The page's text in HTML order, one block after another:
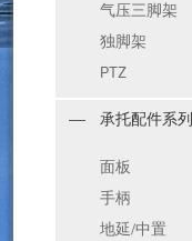
气压三脚架
独脚架
PTZ
承托配件系列
面板
手柄
地延/中置